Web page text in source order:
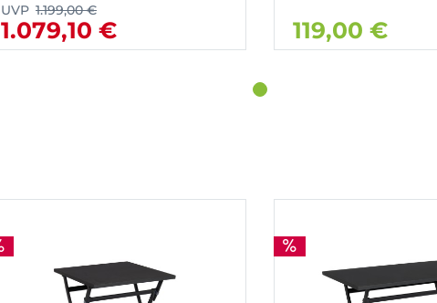
UVP 1.199,00 €
1.079,10 € 119,00 €